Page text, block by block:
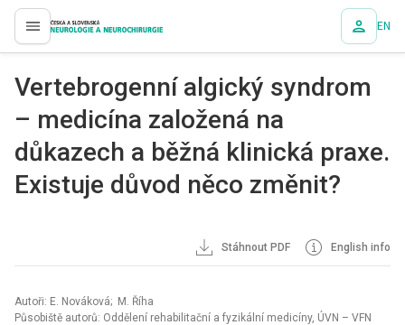
proLékaře.cz EN
Vertebrogenní algický syndrom
– medicína založená na
důkazech a běžná klinická praxe.
Existuje důvod něco změnit?
Stáhnout PDF English info
Autoři: E. Nováková; M. Říha
Působiště autorů: Oddělení rehabilitační a fyzikální medicíny, ÚVN – VFN